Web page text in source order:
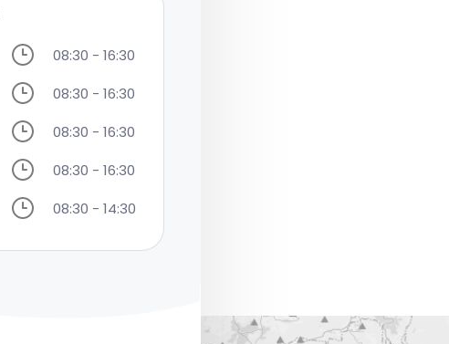
08:30 - 16:30
08:30 - 16:30
08:30 - 16:30
08:30 - 16:30
08:30 - 14:30